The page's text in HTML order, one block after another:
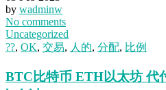
by wadminw
No comments
Uncategorized
??, OK, 交易, 人的, 分配, 比例
BTC比特币 ETH以太坊 代